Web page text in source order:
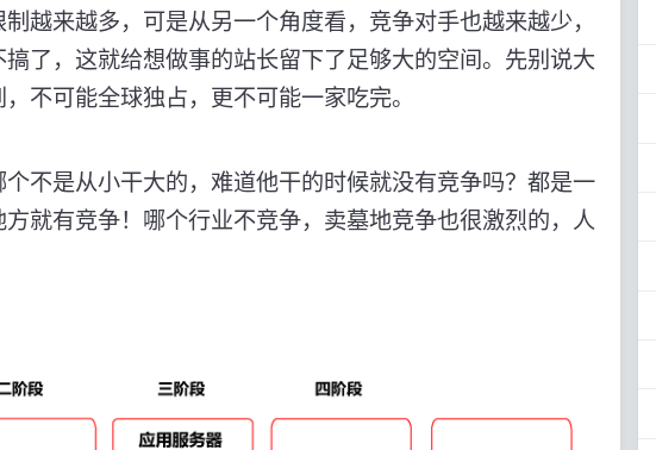
越来越多，可是从另一个角度看，竞争对手也越来越少，
了，这就给想做事的站长留下了足够大的空间。先别说大
不可能全球独占，更不可能一家吃完。
不是从小干大的，难道他干的时候就没有竞争吗？都是一
就有竞争！哪个行业不竞争，卖墓地竞争也很激烈的，人